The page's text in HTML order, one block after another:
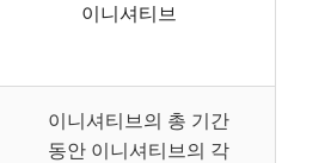
이니셔티브
이니셔티브의 총 기간
동안 이니셔티브의 각